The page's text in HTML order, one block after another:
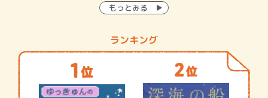
もっとみる
ランキング